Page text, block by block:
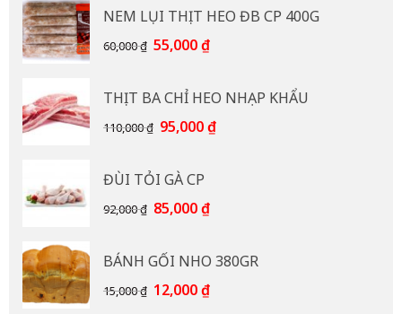
NEM LỤI THỊT HEO ĐB CP 400G
60,000₫ Giá
60,000 ₫.
55,000₫Giá
là:
55,000 ₫.
THỊT BA CHỈ HEO NHẠP KHẨU
110,000₫ Giá
110,000 ₫.
95,000₫Giá
ĐÙI TỎI GÀ CP
92,000₫ Giá
92,000 ₫.
85,000₫Giá
là:
85,000 ₫.
BÁNH GỐI NHO 380GR
15,000₫ Giá
12,000₫Giá